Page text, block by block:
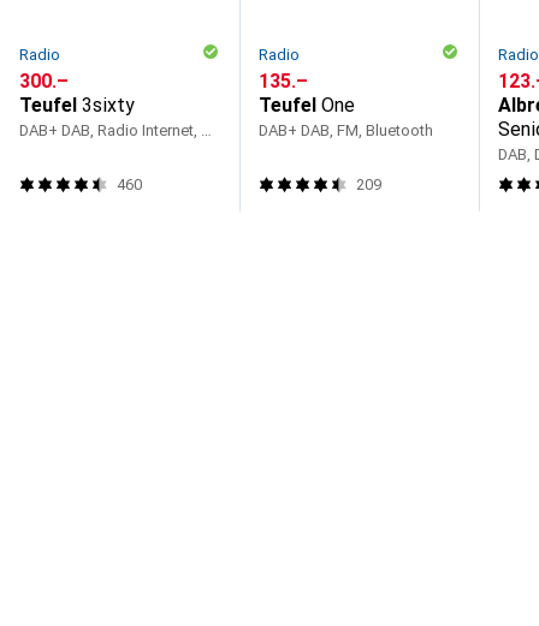
Radio
CHF
300.–
Teufel 3sixty
DAB+ DAB, Radio Internet, Bluetooth, WiFi
460
Radio
CHF
135.–
Teufel One
DAB+ DAB, FM, Bluetooth
209
Radio
CHF
DAB,